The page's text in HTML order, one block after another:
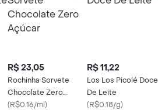
R$ 23,05
Rochinha Sorvete
Chocolate Zero
Açúcar
(R$0.16/ml)
R$ 11,22
Los Los Picolé Doce
De Leite
(R$0.18/g)